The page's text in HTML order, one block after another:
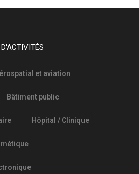
et aviation
Bâtiment public
Hôpital / Clinique